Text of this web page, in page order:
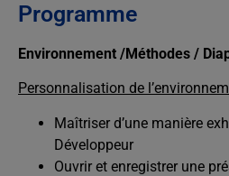
Programme
Environnement /Méthodes /
Personnalisation de
Maîtriser d’une manière
Développeur
Ouvrir et enregistrer une